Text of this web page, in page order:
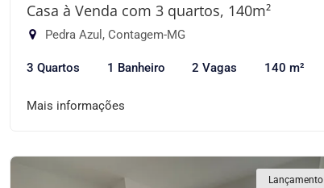
Casa à Venda com 3 quartos, 140m²
Pedra Azul, Contagem-MG
3 Quartos 1 Banheiro 2 Vagas 140 m²
Mais informações
Lançamento